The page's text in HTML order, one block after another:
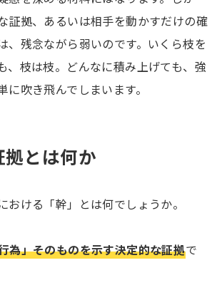
証拠、あるいは相手を動かすだけの確
、残念ながら弱いのです。いくら枝を
、枝は枝。どんなに積み上げても、強
に吹き飛んでしまいます。
拠とは何か
おける「幹」とは何でしょうか。
為」そのものを示す決定的な証拠で